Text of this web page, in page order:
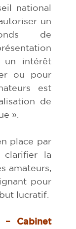
national
un
de
un intérêt
ou pour
est
de
».
place par
la
amateurs,
pour
lucratif.
Cabinet